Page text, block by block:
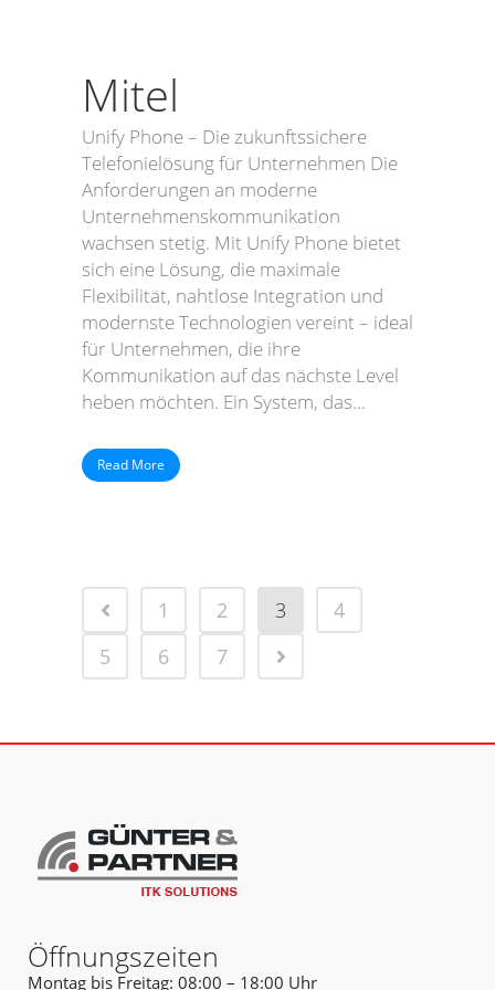
Mitel
Unify Phone – Die zukunftssichere
Telefonielösung für Unternehmen Die
Anforderungen an moderne
Unternehmenskommunikation
wachsen stetig. Mit Unify Phone bietet
sich eine Lösung, die maximale
Flexibilität, nahtlose Integration und
modernste Technologien vereint – ideal
für Unternehmen, die ihre
Kommunikation auf das nächste Level
heben möchten. Ein System, das...
Read More
1 2 3
4
5
6 7
Öffnungszeiten
Montag bis Freitag: 08:00 – 18:00 Uhr